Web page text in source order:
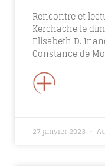
Rencontre et
Kerchache le
Elisabeth D.
Constance de
+
27 janvier 2023